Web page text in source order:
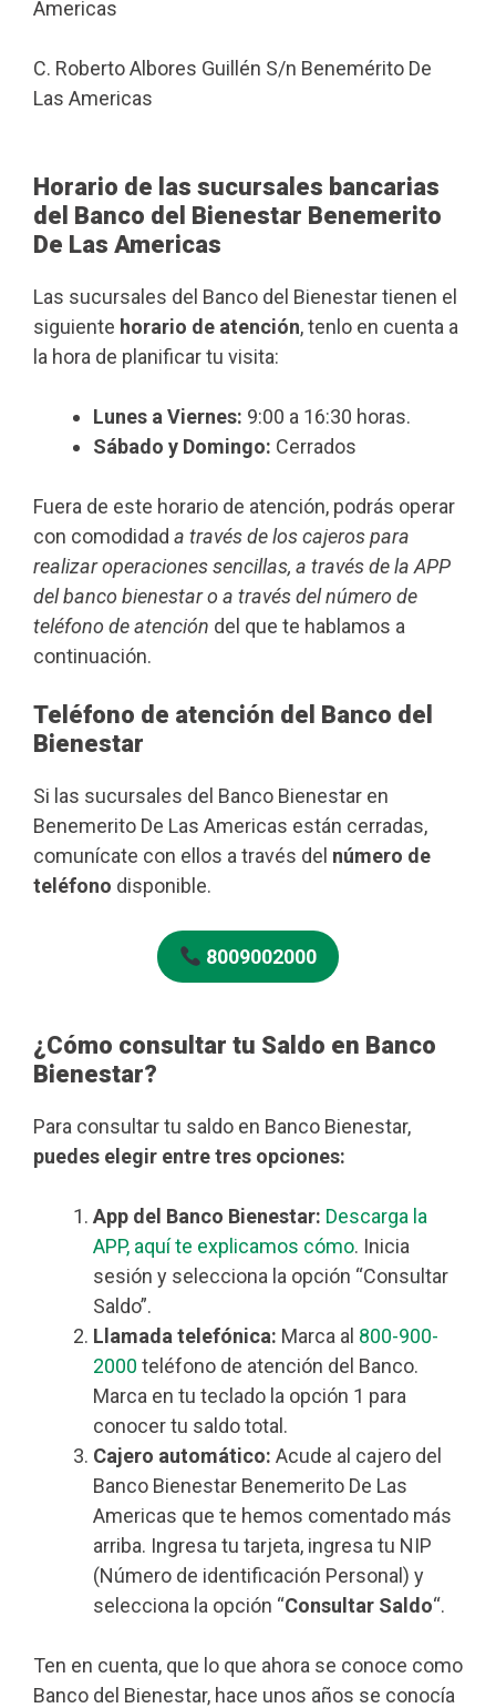
Americas
C. Roberto Albores Guillén S/n Benemérito De
Las Americas
Horario de las sucursales bancarias
del Banco del Bienestar Benemerito
De Las Americas
Las sucursales del Banco del Bienestar tienen el
siguiente horario de atención, tenlo en cuenta a
la hora de planificar tu visita:
Lunes a Viernes: 9:00 a 16:30 horas.
Sábado y Domingo: Cerrados
Fuera de este horario de atención, podrás operar
con comodidad a través de los cajeros para
realizar operaciones sencillas, a través de la APP
del banco bienestar o a través del número de
teléfono de atención del que te hablamos a
continuación.
Teléfono de atención del Banco del
Bienestar
Si las sucursales del Banco Bienestar en
Benemerito De Las Americas están cerradas,
comunícate con ellos a través del número de
teléfono disponible.
8009002000
¿Cómo consultar tu Saldo en Banco
Bienestar?
Para consultar tu saldo en Banco Bienestar,
puedes elegir entre tres opciones:
App del Banco Bienestar: Descarga la
APP, aquí te explicamos cómo. Inicia
sesión y selecciona la opción “Consultar
Saldo”.
Llamada telefónica: Marca al 800-900-
2000 teléfono de atención del Banco.
Marca en tu teclado la opción 1 para
conocer tu saldo total.
Cajero automático: Acude al cajero del
Banco Bienestar Benemerito De Las
Americas que te hemos comentado más
arriba. Ingresa tu tarjeta, ingresa tu NIP
(Número de identificación Personal) y
selecciona la opción “Consultar Saldo“.
Ten en cuenta, que lo que ahora se conoce como
Banco del Bienestar, hace unos años se conocía